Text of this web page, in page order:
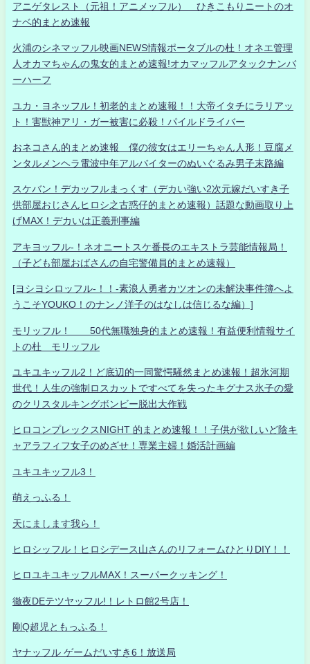
アニゲタレスト（元祖！アニメッフル） ひきこもりニートのオ
ナベ的まとめ速報
火浦のシネマッフル映画NEWS情報ポータブルの杜！オネエ管理
人オカマちゃんの鬼女的まとめ速報!オカマッフルアタックナンバ
ーハーフ
ユカ・ヨネッフル！初老的まとめ速報！！大帝イタチにラリアッ
ト！害獣神アリ・ガー被害に必殺！パイルドライバー
おネコさん的まとめ速報 僕の彼女はエリーちゃん人形！豆腐メ
ンタルメンヘラ電波中年アルバイターのぬいぐるみ男子末路編
スケバン！デカッフルまっくす（デカい強い2次元嫁だいすき子
供部屋おじさんヒロシ之古惑仔的まとめ速報）話題な動画取り上
げMAX！デカいは正義刑事編
アキヨッフル-！ネオニートスケ番長のエキストラ芸能情報局！
（子ども部屋おばさんの自宅警備員的まとめ速報）
[ヨシヨシロッフル-！！-素浪人勇者カツオンの未解決事件簿へよ
うこそYOUKO！のナンノ洋子のはなしは信じるな編）]
モリッフル！ 50代無職独身的まとめ速報！有益便利情報サイ
トの杜 モリッフル
ユキユキッフル2！ど底辺的一同驚愕騒然まとめ速報！超氷河期
世代！人生の強制ロスカットですべてを失ったキグナス氷子の愛
のクリスタルキングボンビー脱出大作戦
ヒロコンプレックスNIGHT 的まとめ速報！！子供が欲しいど陰キ
ャアラフィフ女子のめざせ！専業主婦！婚活計画編
ユキユキッフル3！
萌えっふる！
天にまします我ら！
ヒロシッフル！ヒロシデース山さんのリフォームひとりDIY！！
ヒロユキユキッフルMAX！スーパークッキング！
徹夜DEテツヤッフル!！レトロ館2号店！
剛Q超児ともっふる！
ヤナッフル ゲームだいすき6！放送局